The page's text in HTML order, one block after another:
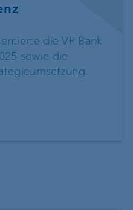
die VP Bank
sowie die